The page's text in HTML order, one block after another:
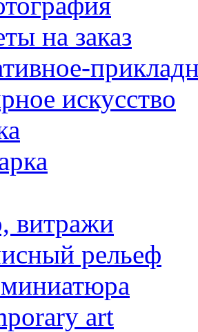
на заказ
искусство
витражи
рельеф
art